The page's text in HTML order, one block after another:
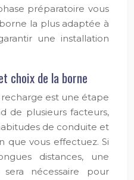
préparatoire vous
la plus adaptée à
une installation
choix de la borne
est une étape
de plusieurs facteurs,
de conduite et
que vous effectuez. Si
distances, une
nécessaire pour